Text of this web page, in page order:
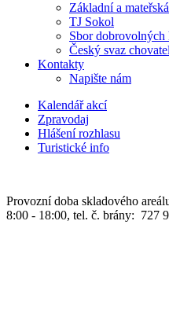
Základní a
TJ Sokol
Sbor dobrovolných
Český svaz
Kontakty
Napište nám
Kalendář akcí
Zpravodaj
Hlášení rozhlasu
Turistické info
Provozní doba skladového
8:00 - 18:00, tel. č. brány: 727